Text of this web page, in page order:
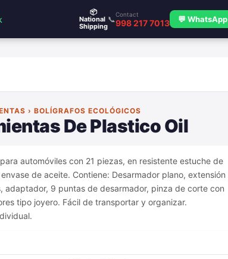
📦
National
Shipping
📞
Contact
998 217 7013 💬 WhatsApp
› BOLÍGRAFOS ECOLÓGICOS
De Plastico Oil
automóviles con 21 piezas, en resistente estuche de
de aceite. Contiene: Desarmador plano, extensión
adaptador, 9 puntas de desarmador, pinza de corte con
tipo joyero. Fácil de transportar y organizar.